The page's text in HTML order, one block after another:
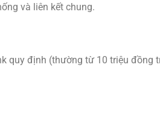
và liên kết chung.
quy định (thường từ 10 triệu đồng